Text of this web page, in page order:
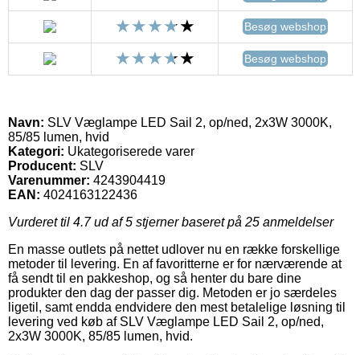
Besøg webshop
Besøg webshop
Navn: SLV Væglampe LED Sail 2, op/ned, 2x3W 3000K,
85/85 lumen, hvid
Kategori: Ukategoriserede varer
Producent: SLV
Varenummer: 4243904419
EAN: 4024163122436
Vurderet til 4.7ud af 5 stjerner baseret på 25 anmeldelser
En masse outlets på nettet udlover nu en række forskellige
metoder til levering. En af favoritterne er for nærværende at
få sendt til en pakkeshop, og så henter du bare dine
produkter den dag der passer dig. Metoden er jo særdeles
ligetil, samt endda endvidere den mest betalelige løsning til
levering ved køb af SLV Væglampe LED Sail 2, op/ned,
2x3W 3000K, 85/85 lumen, hvid.